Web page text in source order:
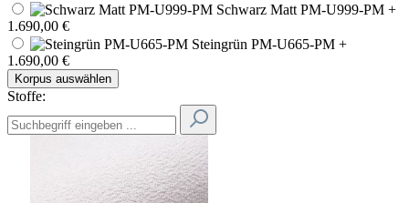
Schwarz Matt PM-U999-PM +
1.690,00 €
Steingrün PM-U665-PM +
1.690,00 €
Korpus auswählen
Stoffe: